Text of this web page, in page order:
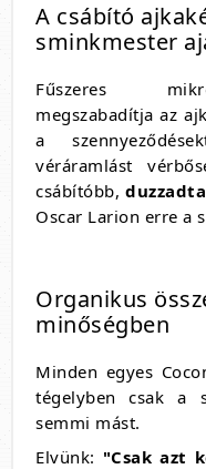
A csábító
sminkmester
Fűszeres
megszabadítja az
a
véráramlást
csábítóbb,
Oscar Larion erre a
Organikus
minőségben
Minden egyes
tégelyben csak a
semmi mást.
Elvünk: "Csak azt